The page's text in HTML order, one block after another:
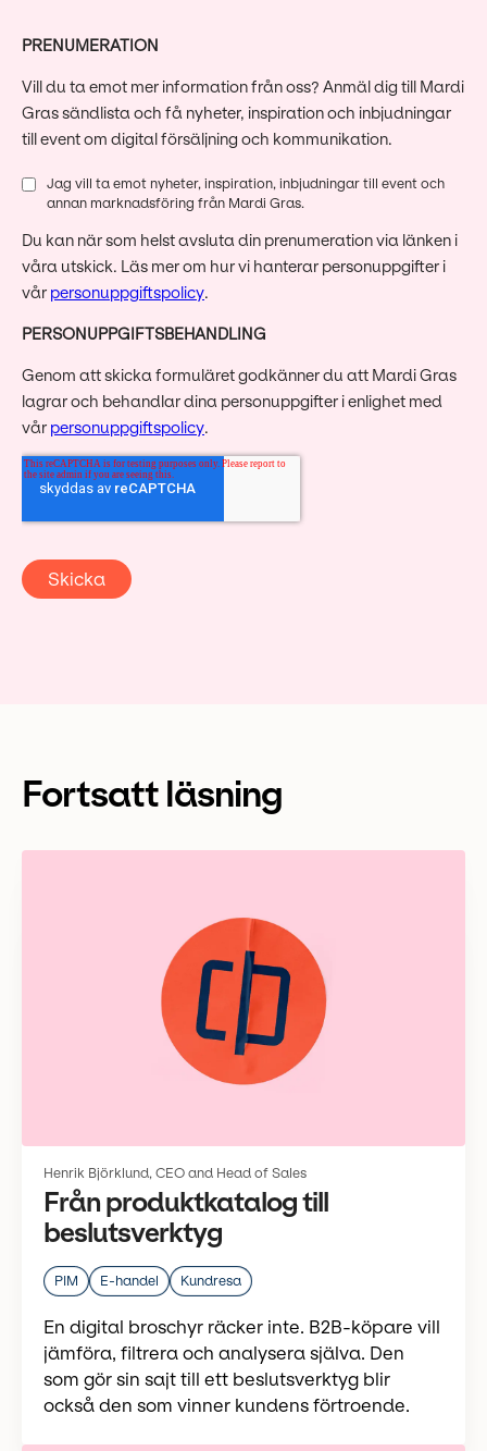
Fortsatt läsning
Henrik Björklund, CEO and Head of Sales
Från produktkatalog till
beslutsverktyg
PIM E-handel Kundresa
En digital broschyr räcker inte. B2B-köpare vill
jämföra, filtrera och analysera själva. Den
som gör sin sajt till ett beslutsverktyg blir
också den som vinner kundens förtroende.